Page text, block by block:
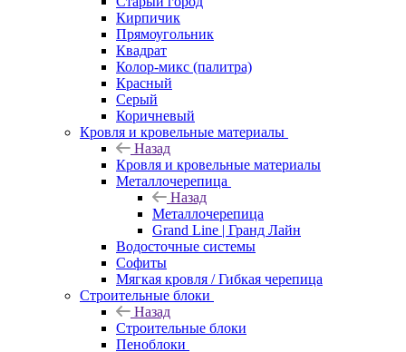
Кирпичик
Прямоугольник
Квадрат
Колор-микс (палитра)
Красный
Серый
Коричневый
Кровля и кровельные материалы
Назад
Кровля и кровельные материалы
Металлочерепица
Назад
Металлочерепица
Grand Line | Гранд Лайн
Водосточные системы
Софиты
Мягкая кровля / Гибкая черепица
Строительные блоки
Назад
Строительные блоки
Пеноблоки